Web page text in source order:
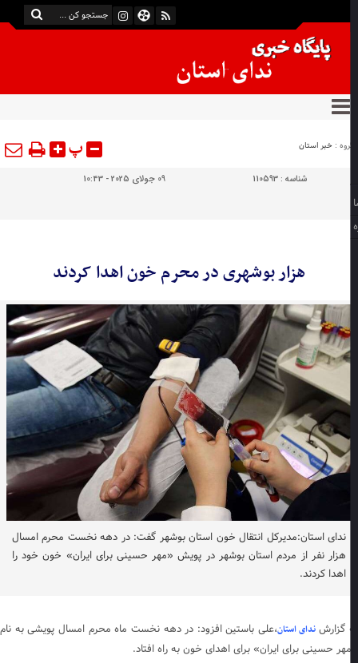
:خبر استان پ
شناسه :110593 09 جولای 2025 - 10:43
هزار بوشهری در محرم خون اهدا کردند
ندای استان:مدیرکل انتقال خون استان بوشهر گفت: در دهه نخست محرم امسال
هزار نفر از مردم استان بوشهر در پویش «مهر حسینی برای ایران» خون خود را
اهدا کردند.
گزارشندای استان،علی باستین افزود: در دهه نخست ماه محرم امسال پویشی به نام
حسینی برای ایران» برای اهدای خون به راه افتاد.